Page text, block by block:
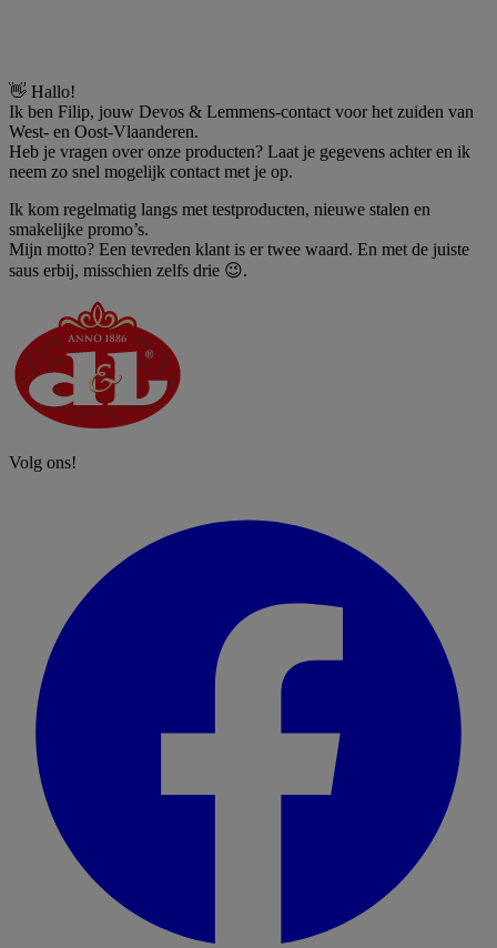
👋 Hallo!
Ik ben Filip, jouw Devos & Lemmens‑contact voor het zuiden van
West‑ en Oost‑Vlaanderen.
Heb je vragen over onze producten? Laat je gegevens achter en ik
neem zo snel mogelijk contact met je op.
Ik kom regelmatig langs met testproducten, nieuwe stalen en
smakelijke promo’s.
Mijn motto? Een tevreden klant is er twee waard. En met de juiste
saus erbij, misschien zelfs drie 😉.
Volg ons!